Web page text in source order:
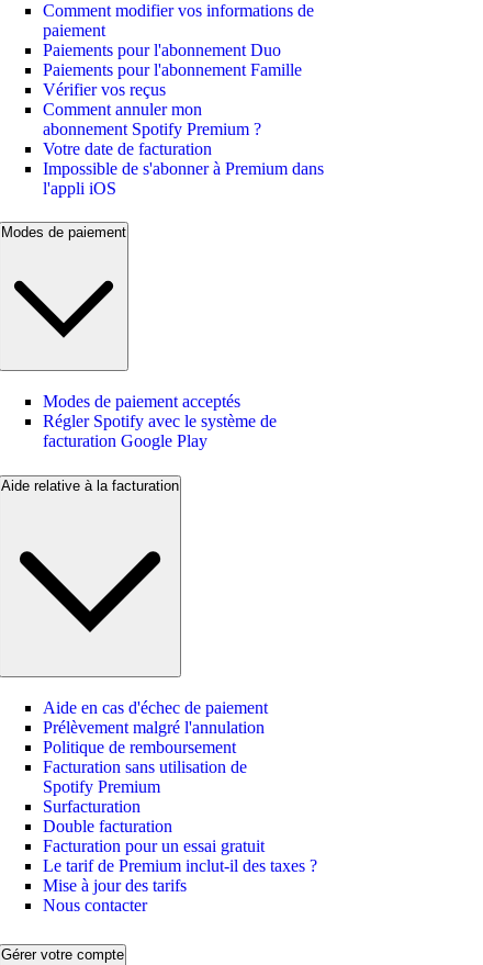
Comment modifier vos informations de
paiement
Paiements pour l'abonnement Duo
Paiements pour l'abonnement Famille
Vérifier vos reçus
Comment annuler mon
abonnement Spotify Premium ?
Votre date de facturation
Impossible de s'abonner à Premium dans
l'appli iOS
Modes de paiement
Modes de paiement acceptés
Régler Spotify avec le système de
facturation Google Play
Aide relative à la facturation
Aide en cas d'échec de paiement
Prélèvement malgré l'annulation
Politique de remboursement
Facturation sans utilisation de
Spotify Premium
Surfacturation
Double facturation
Facturation pour un essai gratuit
Le tarif de Premium inclut-il des taxes ?
Mise à jour des tarifs
Nous contacter
Gérer votre compte